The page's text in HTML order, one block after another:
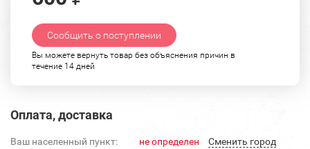
Сообщить о поступлении
Вы можете вернуть товар без объяснения причин в
течение 14 дней
Оплата, доставка
Ваш населенный пункт: не определен Cменить город